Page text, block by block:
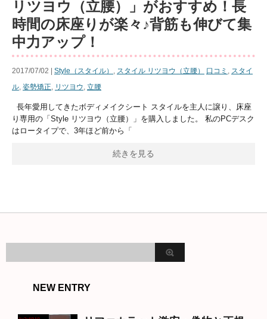
リツヨウ（立腰）」がおすすめ！長
時間の床座りが楽々♪背筋も伸びて集
中力アップ！
2017/07/02 | Style（スタイル） , スタイル リツヨウ（立腰） 口コミ , スタイ
ル, 姿勢矯正, リツヨウ, 立腰
長年愛用してきたボディメイクシート スタイルを主人に譲り、床座
り専用の「Style リツヨウ（立腰）」を購入しました。 私のPCデスク
はロータイプで、3年ほど前から「
続きを見る
NEW ENTRY